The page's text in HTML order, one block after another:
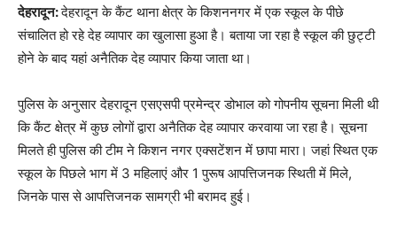
देहरादून:देहरादून के कैंट थाना क्षेत्र के किशननगर में एक स्कूल के पीछे
संचालित हो रहे देह व्यापार का खुलासा हुआ है। बताया जा रहा है स्कूल की छुट्टी
होने के बाद यहां अनैतिक देह व्यापार किया जाता था।
पुलिस के अनुसार देहरादून एसएसपी प्रमेन्द्र डोभाल को गोपनीय सूचना मिली थी
कि कैंट क्षेत्र में कुछ लोगों द्वारा अनैतिक देह व्यापार करवाया जा रहा है। सूचना
मिलते ही पुलिस की टीम ने किशन नगर एक्सटेंशन में छापा मारा। जहां स्थित एक
स्कूल के पिछले भाग में 3 महिलाएं और 1 पुरूष आपत्तिजनक स्थिती में मिले,
जिनके पास से आपत्तिजनक सामग्री भी बरामद हुई।